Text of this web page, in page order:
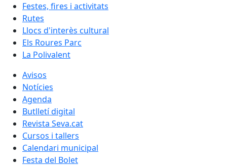
Festes, fires i activitats
Rutes
Llocs d'interès cultural
Els Roures Parc
La Polivalent
Avisos
Notícies
Agenda
Butlletí digital
Revista Seva.cat
Cursos i tallers
Calendari municipal
Festa del Bolet